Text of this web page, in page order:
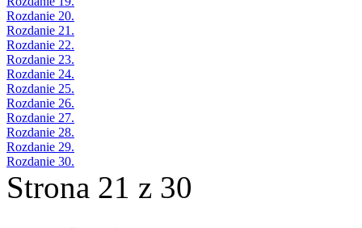
Rozdanie 20.
Rozdanie 21.
Rozdanie 22.
Rozdanie 23.
Rozdanie 24.
Rozdanie 25.
Rozdanie 26.
Rozdanie 27.
Rozdanie 28.
Rozdanie 29.
Rozdanie 30.
Strona 21 z 30